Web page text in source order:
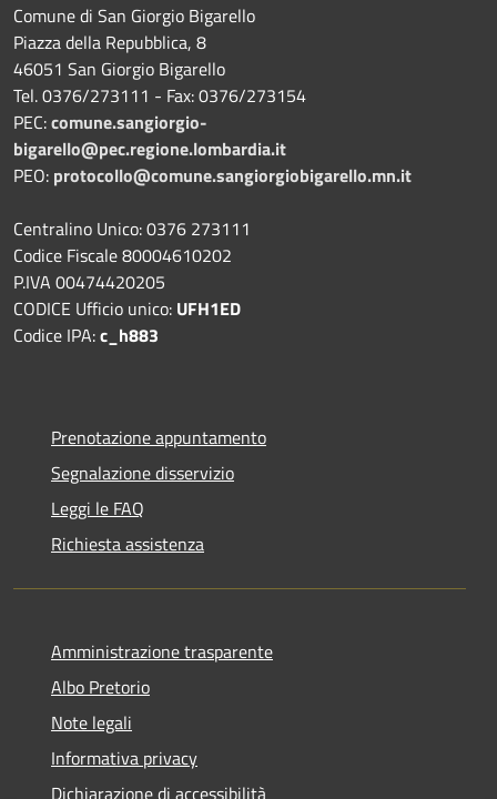
Comune di San Giorgio Bigarello
Piazza della Repubblica, 8
46051 San Giorgio Bigarello
Tel. 0376/273111 - Fax: 0376/273154
PEC:comune.sangiorgio-
bigarello@pec.regione.lombardia.it
PEO: protocollo@comune.sangiorgiobigarello.mn.it
Centralino Unico: 0376 273111
Codice Fiscale 80004610202
P.IVA 00474420205
CODICE Ufficio unico: UFH1ED
Codice IPA:c_h883
Prenotazione appuntamento
Segnalazione disservizio
Leggi le FAQ
Richiesta assistenza
Amministrazione trasparente
Albo Pretorio
Note legali
Informativa privacy
Dichiarazione di accessibilità